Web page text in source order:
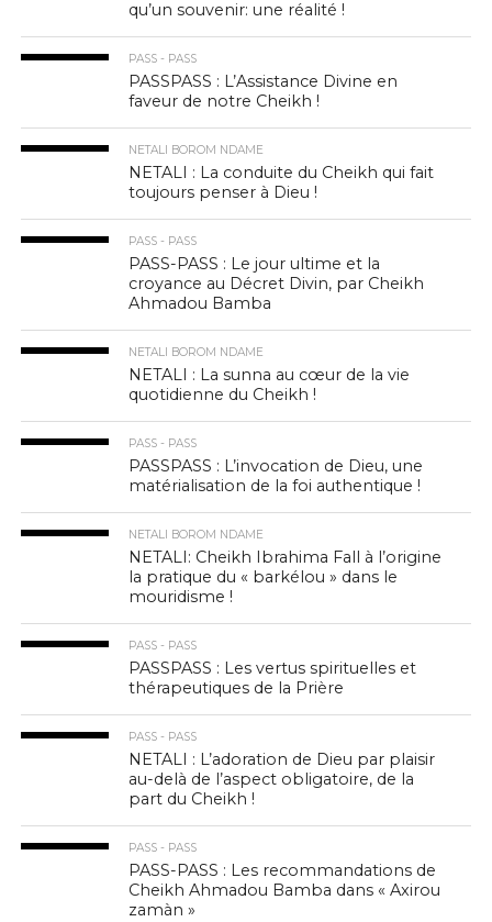
qu’un souvenir: une réalité !
PASS - PASS
PASSPASS : L’Assistance Divine en
faveur de notre Cheikh !
NETALI BOROM NDAME
NETALI : La conduite du Cheikh qui fait
toujours penser à Dieu !
PASS - PASS
PASS-PASS : Le jour ultime et la
croyance au Décret Divin, par Cheikh
Ahmadou Bamba
NETALI BOROM NDAME
NETALI : La sunna au cœur de la vie
quotidienne du Cheikh !
PASS - PASS
PASSPASS : L’invocation de Dieu, une
matérialisation de la foi authentique !
NETALI BOROM NDAME
NETALI: Cheikh Ibrahima Fall à l’origine
la pratique du « barkélou » dans le
mouridisme !
PASS - PASS
PASSPASS : Les vertus spirituelles et
thérapeutiques de la Prière
PASS - PASS
NETALI : L’adoration de Dieu par plaisir
au-delà de l’aspect obligatoire, de la
part du Cheikh !
PASS - PASS
PASS-PASS : Les recommandations de
Cheikh Ahmadou Bamba dans « Axirou
zamàn »